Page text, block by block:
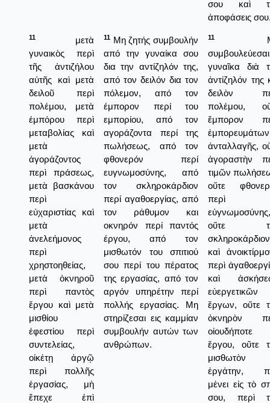
σου καὶ
ἀποφάσεις
11
μετὰ
γυναικὸς περὶ
τῆς ἀντιζήλου
αὐτῆς καὶ μετὰ
δειλοῦ περὶ
πολέμου, μετὰ
ἐμπόρου περὶ
μεταβολίας καὶ
μετὰ
ἀγοράζοντος
περὶ πράσεως,
μετὰ βασκάνου
περὶ
εὐχαριστίας καὶ
μετὰ
ἀνελεήμονος
περὶ
χρηστοηθείας,
μετὰ ὀκνηροῦ
περὶ παντὸς
ἔργου καὶ μετὰ
μισθίου
ἐφεστίου περὶ
συντελείας,
οἰκέτῃ ἀργῷ
περὶ πολλῆς
ἐργασίας, μὴ
ἔπεχε ἐπὶ
11 Μη ζητής συμβουλήν
από την γυναίκα σου
δια την αντίζηλόν της,
από τον δειλόν δια τον
πόλεμον, από τον
έμπορον περί του
εμπορίου, από τον
αγοράζοντα περί της
πωλήσεως, από τον
φθονερόν περί
ευγνωμοσύνης, από
τον σκληροκάρδιον
περί αγαθοεργίας, από
τον ράθυμον και
οκνηρόν περί παντός
έργου, από τον
μισθωτόν του σπιτιού
σου περί του πέρατος
της εργασίας, από τον
αργόν υπηρέτην περί
πολλής εργασίας. Μη
στηρίζεσαι εις καμμίαν
συμβουλήν αυτών των
ανθρώπων.
11
συμβουλεύεσαι
γυναῖκα διὰ
ἀντίζηλόν της
δειλὸν
πολέμου,
ἔμπορον
ἐμπορευμάτων
ἀνταλλαγῆς,
ἀγοραστὴν
τιμῶν
οὔτε
περὶ
εὐγνωμοσύνης,
οὔτε
σκληροκάρδιον
καὶ
περὶ
καὶ
εὐεργετικῶν
ἔργων, οὔτε
ὀκνηρὸν
οἰουδήποτε
ἔργου, οὔτε
μισθωτὸν
ἐργάτην,
μένει εἰς τὸ
σου, περὶ